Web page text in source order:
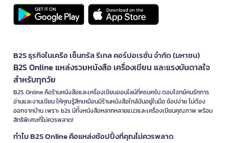
B2S ธุรกิจในเครือ เซ็นทรัล รีเทล คอร์ปอเรชั่น จำกัด (มหาชน)
B2S Online แหล่งรวมหนังสือ เครื่องเขียน และแรงบันดาลใจ
สำหรับทุกวัย
B2S Online คือร้านหนังสือและเครื่องเขียนออนไลน์ที่ครบครัน ตอบโจทย์คนรักการ
อ่านและงานเขียน ให้คุณรู้สึกเหมือนมีร้านหนังสือใกล้ฉันอยู่ในมือ ช้อปง่าย ไม่ต้อง
ออกจากบ้าน เพราะ b2s มีทั้งหนังสือหลากหลายแนวและเครื่องเขียนคุณภาพ พร้อม
สิทธิพิเศษที่ไม่ควรพลาด!
ทำไม B2S Online คือแหล่งช้อปปิ้งที่คุณไม่ควรพลาด